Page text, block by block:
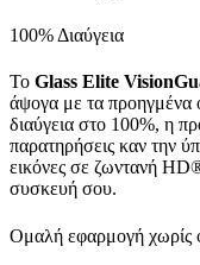
100% Διαύγεια
Το Glass Elite
άψογα με τα προηγμένα
διαύγεια στο 100%, η
παρατηρήσεις καν την
εικόνες σε ζωντανή
συσκευή σου.
Ομαλή εφαρμογή χωρίς